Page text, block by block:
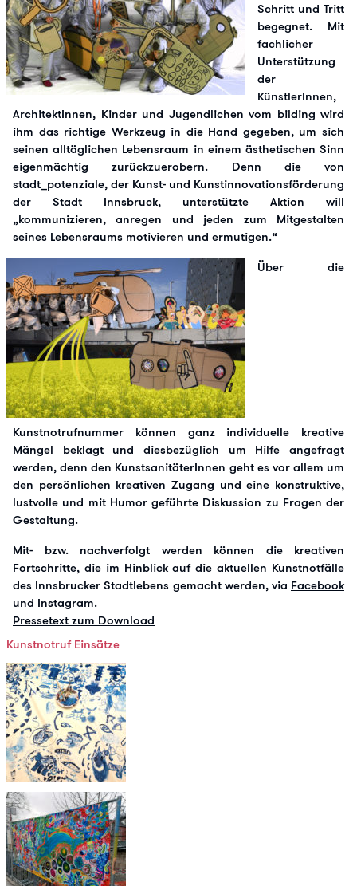
Schritt und Tritt
begegnet. Mit
fachlicher
Unterstützung
der
KünstlerInnen,
ArchitektInnen, Kinder und Jugendlichen vom bilding wird
ihm das richtige Werkzeug in die Hand gegeben, um sich
seinen alltäglichen Lebensraum in einem ästhetischen Sinn
eigenmächtig zurückzuerobern. Denn die von
stadt_potenziale, der Kunst- und Kunstinnovationsförderung
der Stadt Innsbruck, unterstützte Aktion will
„kommunizieren, anregen und jeden zum Mitgestalten
seines Lebensraums motivieren und ermutigen.“
Über die
Kunstnotrufnummer können ganz individuelle kreative
Mängel beklagt und diesbezüglich um Hilfe angefragt
werden, denn den KunstsanitäterInnen geht es vor allem um
den persönlichen kreativen Zugang und eine konstruktive,
lustvolle und mit Humor geführte Diskussion zu Fragen der
Gestaltung.
Mit- bzw. nachverfolgt werden können die kreativen
Fortschritte, die im Hinblick auf die aktuellen Kunstnotfälle
des Innsbrucker Stadtlebens gemacht werden, via Facebook
und Instagram.
Pressetext zum Download
Kunstnotruf Einsätze